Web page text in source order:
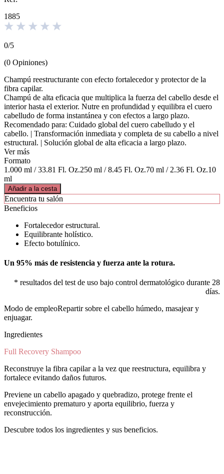
1885
0/5
(0 Opiniones)
Champú reestructurante con efecto fortalecedor y protector de la
fibra capilar.
Champú de alta eficacia que multiplica la fuerza del cabello desde el
interior hasta el exterior. Nutre en profundidad y equilibra el cuero
cabelludo de forma instantánea y con efectos a largo plazo.
Recomendado para: Cuidado global del cuero cabelludo y el
cabello. | Transformación inmediata y completa de su cabello a nivel
estructural. | Solución global de alta eficacia a largo plazo.
Ver más
Formato
1.000 ml / 33.81 Fl. Oz.250 ml / 8.45 Fl. Oz.70 ml / 2.36 Fl. Oz.10
ml
Añadir a la cesta
Encuentra tu salón
Beneficios
Fortalecedor estructural.
Equilibrante holístico.
Efecto botulínico.
Un 95% más de resistencia y fuerza ante la rotura.
* resultados del test de uso bajo control dermatológico durante 28
días.
Modo de empleoRepartir sobre el cabello húmedo, masajear y
enjuagar.
Ingredientes
Full Recovery Shampoo
Reconstruye la fibra capilar a la vez que reestructura, equilibra y
fortalece evitando daños futuros.
Previene un cabello apagado y quebradizo, protege frente el
envejecimiento prematuro y aporta equilibrio, fuerza y
reconstrucción.
Descubre todos los ingredientes y sus beneficios.